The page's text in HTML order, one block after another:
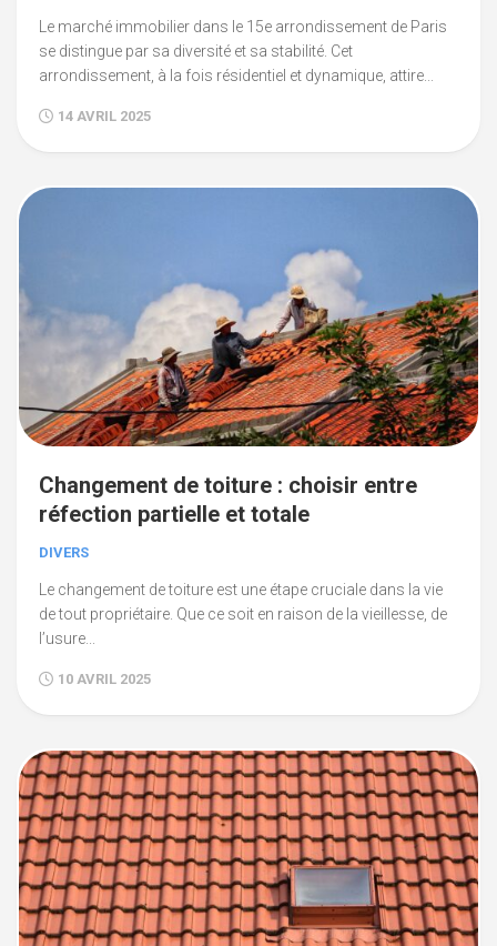
Le marché immobilier dans le 15e arrondissement de Paris
se distingue par sa diversité et sa stabilité. Cet
arrondissement, à la fois résidentiel et dynamique, attire...
14 AVRIL 2025
Changement de toiture : choisir entre
réfection partielle et totale
DIVERS
Le changement de toiture est une étape cruciale dans la vie
de tout propriétaire. Que ce soit en raison de la vieillesse, de
l’usure...
10 AVRIL 2025